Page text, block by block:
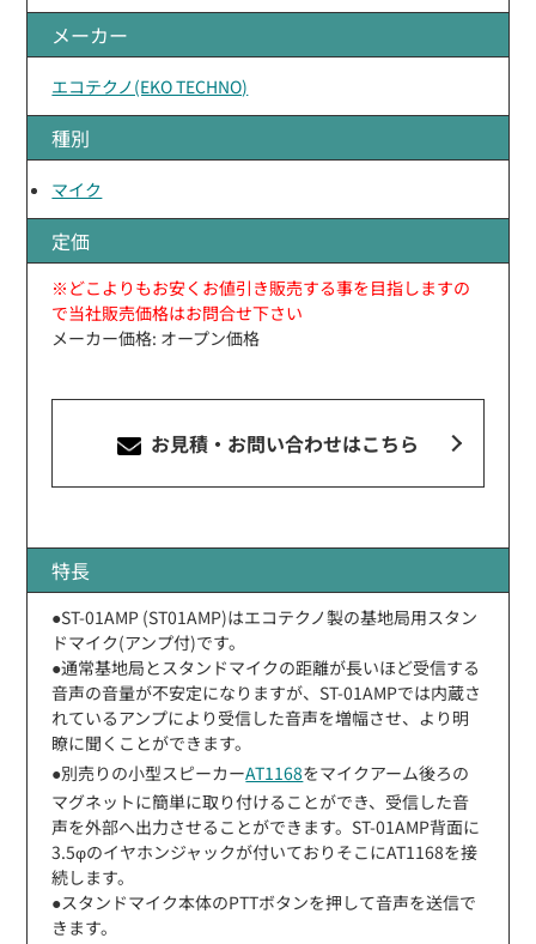
メーカー
エコテクノ(EKO TECHNO)
種別
マイク
定価
※どこよりもお安くお値引き販売する事を目指しますの
で当社販売価格はお問合せ下さい
メーカー価格: オープン価格
お見積・お問い合わせはこちら
特長
●ST-01AMP (ST01AMP)はエコテクノ製の基地局用スタン
ドマイク(アンプ付)です。
●通常基地局とスタンドマイクの距離が長いほど受信する
音声の音量が不安定になりますが、ST-01AMPでは内蔵さ
れているアンプにより受信した音声を増幅させ、より明
瞭に聞くことができます。
●別売りの小型スピーカーAT1168をマイクアーム後ろの
マグネットに簡単に取り付けることができ、受信した音
声を外部へ出力させることができます。ST-01AMP背面に
3.5φのイヤホンジャックが付いておりそこにAT1168を接
続します。
●スタンドマイク本体のPTTボタンを押して音声を送信で
きます。